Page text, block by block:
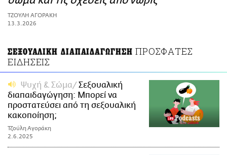
ΑΜΠΑ
PRINT
ΤΖΟΥΛΗ ΑΓΟΡΑΚΗ
13.3.2026
ΣΕΞΟΥΑΛΙΚΗ ΔΙΑΠΑΙΔΑΓΩΓΗΣΗ ΠΡΟΣΦΑΤΕΣ
ΕΙΔΗΣΕΙΣ
Ψυχή & Σώμα
Σεξουαλική
διαπαιδαγώγηση: Μπορεί να
προστατεύσει από τη σεξουαλική
κακοποίηση;
Τζούλη Αγοράκη
2.6.2025